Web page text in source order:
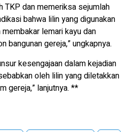
TKP dan memeriksa sejumlah
bahwa lilin yang digunakan
lemari kayu dan
bangunan gereja,” ungkapnya.
kesengajaan dalam kejadian
oleh lilin yang diletakkan
gereja,” lanjutnya. **